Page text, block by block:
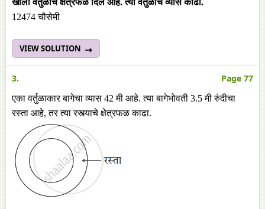
खाली वर्तुळाचे क्षेत्रफळ दिले आहे. त्या वर्तुळाचे व्यास काढा.
12474 चौसेमी
VIEW SOLUTION
3. Page 77
एका वर्तुळाकार बागेचा व्यास 42 मी आहे. त्या बागेभोवती 3.5 मी रुंदीचा
रस्ता आहे, तर त्या रस्त्याचे क्षेत्रफळ काढा.